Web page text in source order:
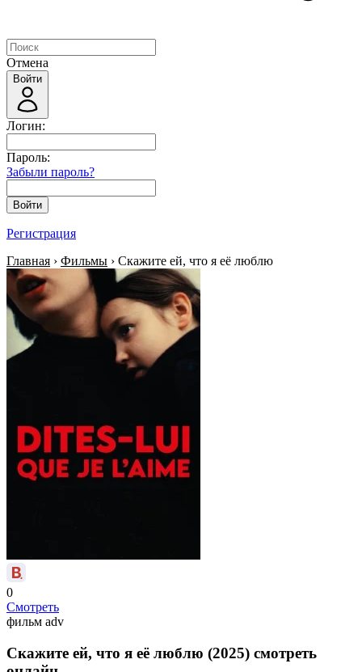
Отмена
Войти
Логин:
Пароль:
Забыли пароль?
Войти
Регистрация
Главная › Фильмы › Скажите ей, что я её люблю
0
Смотреть
фильм adv
Скажите ей, что я её люблю (2025) смотреть